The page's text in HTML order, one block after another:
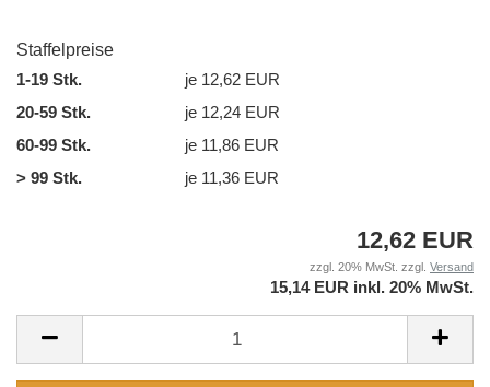
Staffelpreise
1-19 Stk.
je 12,62 EUR
20-59 Stk.
je 12,24 EUR
60-99 Stk.
je 11,86 EUR
> 99 Stk.
je 11,36 EUR
12,62 EUR
zzgl. 20% MwSt. zzgl. Versand
15,14 EUR inkl. 20% MwSt.